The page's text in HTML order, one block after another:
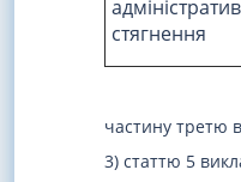
стягнення
частину третю
3) статтю 5